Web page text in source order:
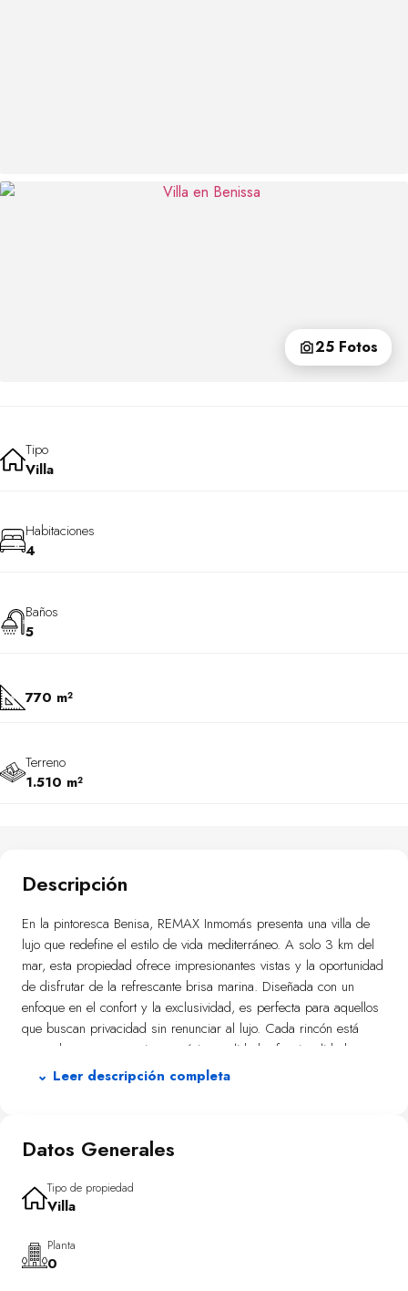
25 Fotos
Tipo
Villa
Habitaciones
4
Baños
5
770 m²
Terreno
1.510 m²
Descripción
En la pintoresca Benisa, REMAX Inmomás presenta una villa de
lujo que redefine el estilo de vida mediterráneo. A solo 3 km del
mar, esta propiedad ofrece impresionantes vistas y la oportunidad
de disfrutar de la refrescante brisa marina. Diseñada con un
enfoque en el confort y la exclusividad, es perfecta para aquellos
que buscan privacidad sin renunciar al lujo. Cada rincón está
pensado para proporcionar máxima calidad y funcionalidad,
convirtiéndose en un hogar ideal tanto para familias como para
máximo partido al clima mediterráneo. Un jardín privado invita a
amplia terraza es el lugar perfecto para comidas al fresco con
vistas inigualables. La piscina privada se convierte en un oasis
estacionamiento cómodo y seguro.
⌄ Leer descripción completa
Datos Generales
Tipo de propiedad
Villa
Planta
0